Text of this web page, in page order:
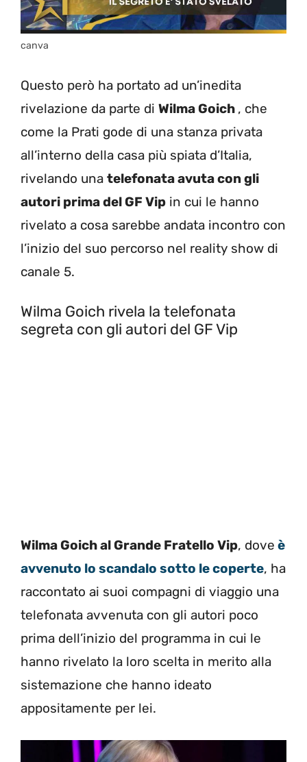
canva
Questo però ha portato ad un’inedita
rivelazione da parte di Wilma Goich , che
come la Prati gode di una stanza privata
all’interno della casa più spiata d’Italia,
rivelando una telefonata avuta con gli
autori prima del GF Vip in cui le hanno
rivelato a cosa sarebbe andata incontro con
l’inizio del suo percorso nel reality show di
canale 5.
Wilma Goich rivela la telefonata
segreta con gli autori del GF Vip
Wilma Goich al Grande Fratello Vip, dove è
avvenuto lo scandalo sotto le coperte, ha
raccontato ai suoi compagni di viaggio una
telefonata avvenuta con gli autori poco
prima dell’inizio del programma in cui le
hanno rivelato la loro scelta in merito alla
sistemazione che hanno ideato
appositamente per lei.